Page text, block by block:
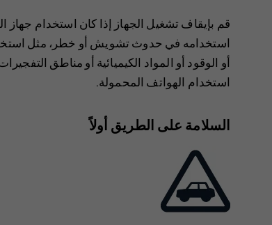
قم بإيقاف تشغيل الجهاز إذا كان استخدام
استخدامه في حدوث تشويش أو خطر، مثل
أو الوقود أو المواد الكيميائية أو مناطق
استخدام الهواتف المحمولة.
السلامة على الطريق أولاً